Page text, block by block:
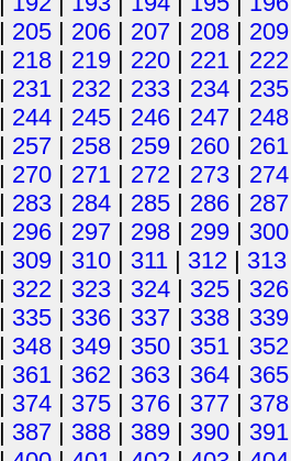
| 205 | 206 | 207 | 208 | 209
| 218 | 219 | 220 | 221 | 222
| 231 | 232 | 233 | 234 | 235
| 244 | 245 | 246 | 247 | 248
| 257 | 258 | 259 | 260 | 261
| 270 | 271 | 272 | 273 | 274
| 283 | 284 | 285 | 286 | 287
| 296 | 297 | 298 | 299 | 300
| 309 | 310 | 311 | 312 | 313
| 322 | 323 | 324 | 325 | 326
| 335 | 336 | 337 | 338 | 339
| 348 | 349 | 350 | 351 | 352
| 361 | 362 | 363 | 364 | 365
| 374 | 375 | 376 | 377 | 378
| 387 | 388 | 389 | 390 | 391